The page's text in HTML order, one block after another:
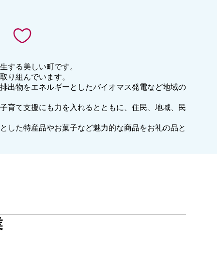
する美しい町です。
り組んでいます。
物をエネルギーとしたバイオマス発電など地域の
て支援にも力を入れるとともに、住民、地域、民
た特産品やお菓子など魅力的な商品をお礼の品と